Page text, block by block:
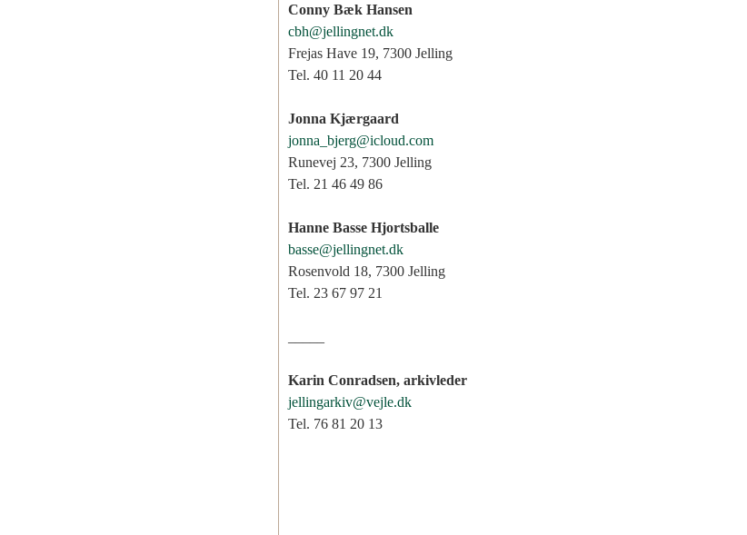
Conny Bæk Hansen
cbh@jellingnet.dk
Frejas Have 19, 7300 Jelling
Tel. 40 11 20 44
Jonna Kjærgaard
jonna_bjerg@icloud.com
Runevej 23, 7300 Jelling
Tel. 21 46 49 86
Hanne Basse Hjortsballe
basse@jellingnet.dk
Rosenvold 18, 7300 Jelling
Tel. 23 67 97 21
Karin Conradsen, arkivleder
jellingarkiv@vejle.dk
Tel. 76 81 20 13